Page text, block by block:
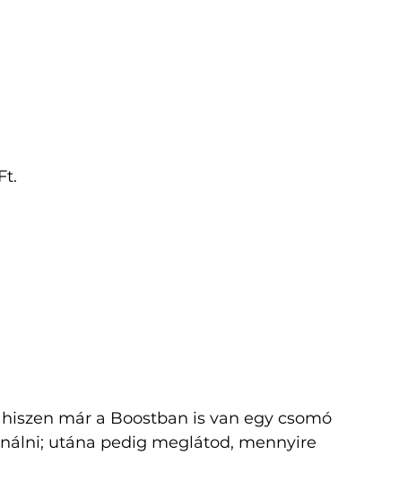
már a Boostban is van egy csomó
utána pedig meglátod, mennyire